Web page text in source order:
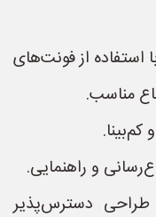
استفاده از فونت‌های
مناسب.
کم‌بینا.
و راهنمایی.
دسترس‌پذیر